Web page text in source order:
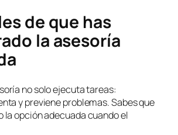
de que has
la asesoría
no solo ejecuta tareas:
y previene problemas. Sabes que
la opción adecuada cuando el